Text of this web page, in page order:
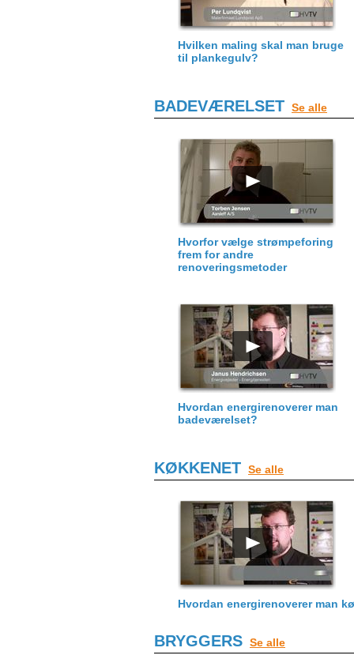
Hvilken maling skal man bruge
til plankegulv?
BADEVÆRELSET Se alle
Hvorfor vælge strømpeforing
frem for andre
renoveringsmetoder
Hvordan energirenoverer man
badeværelset?
KØKKENET Se alle
Hvordan energirenoverer man
BRYGGERS Se alle